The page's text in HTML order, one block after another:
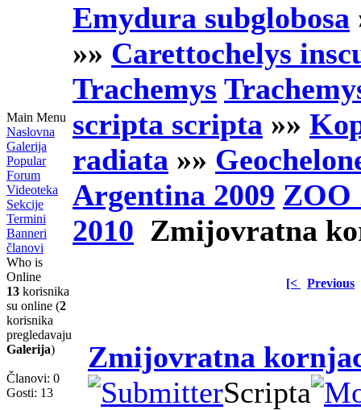
Main Menu
Naslovna
Galerija
Popular
Forum
Videoteka
Sekcije
Termini
Banneri
članovi
Who is
Online
13 korisnika
su online (2
korisnika
pregledavaju
Galerija)
Članovi: 0
Gosti: 13
Emydura subglobosa
»» Carettochelys
Trachemys
scripta scripta »»
radiata »»
Argentina 2009 ZOO
2010 Zmijovratna
[< Previous
Zmijovratna
Scripta